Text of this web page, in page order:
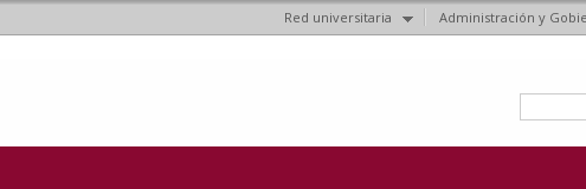
Red universitaria Administración y